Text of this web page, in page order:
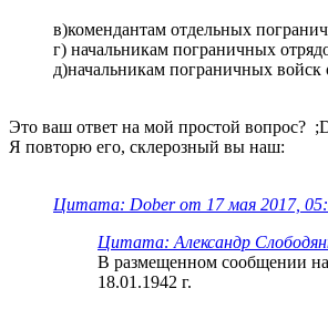
в)комендантам отдельных
г) начальникам пограничных
д)начальникам пограничных
Это ваш ответ на мой простой вопрос?
Я повторю его, склерозный вы наш:
Цитата: Dober от 17 мая 2017,
Цитата: Александр
В размещенном сообщении
18.01.1942 г.